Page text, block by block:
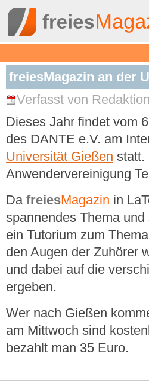
freiesMagazin an der
Verfasst von
Dieses Jahr findet vom
des DANTE e.V. am
Universität Gießen statt.
Anwendervereinigung
Da freiesMagazin in
spannendes Thema
ein Tutorium zum Thema
den Augen der Zuhörer
und dabei auf die
ergeben.
Wer nach Gießen
am Mittwoch sind
bezahlt man 35 Euro.